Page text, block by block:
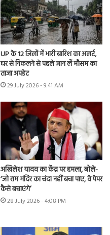
UP के 12 जिलों में भारी बारिश का अलर्ट,
घर से निकलने से पहले जान लें मौसम का
ताजा अपडेट
29 July 2026 - 9:41 AM
अखिलेश यादव का केंद्र पर हमला, बोले-
‘जो राम मंदिर का चंदा नहीं बचा पाए, वे पेपर
कैसे बचाएंगे’
28 July 2026 - 4:08 PM